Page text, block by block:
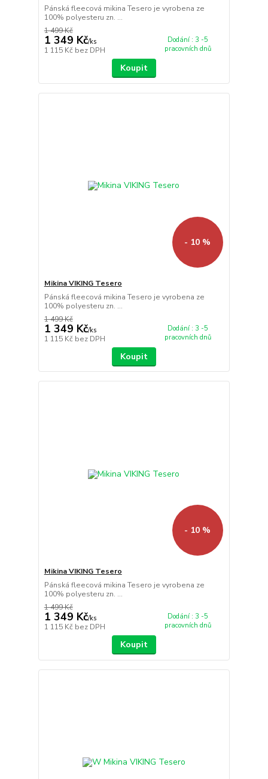
Pánská fleecová mikina Tesero je vyrobena ze
100% polyesteru zn. ...
1 499 Kč
1 349 Kč/ks
1 115 Kč bez DPH
Dodání : 3 -5
pracovních dnů
Koupit
- 10 %
Mikina VIKING Tesero
Pánská fleecová mikina Tesero je vyrobena ze
100% polyesteru zn. ...
1 499 Kč
1 349 Kč/ks
1 115 Kč bez DPH
Dodání : 3 -5
pracovních dnů
Koupit
- 10 %
Mikina VIKING Tesero
Pánská fleecová mikina Tesero je vyrobena ze
100% polyesteru zn. ...
1 499 Kč
1 349 Kč/ks
1 115 Kč bez DPH
Dodání : 3 -5
pracovních dnů
Koupit